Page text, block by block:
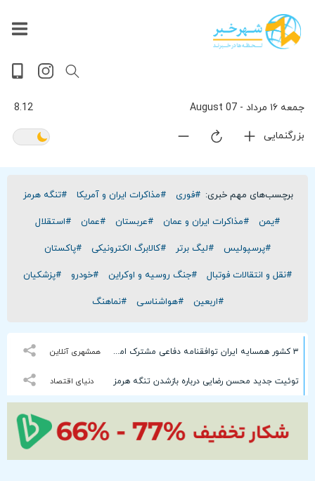
جمعه ۱۶ مرداد - 07 August 8.12
بزرگنمایی
پربیننده‌ترین
اخبار
آخرین
اخبار
پخش
داغ
ترین
سیاسی
ورزشی
اقتصادی
حوادث
گوناگون
تصویری
سلامت
جهان
فرهنگی
ویدیویی
بازار
برچسب‌های مهم خبری: #فوری #مذاکرات ایران و آمریکا #تنگه هرمز
#یمن #مذاکرات ایران و عمان #عربستان #عمان #استقلال
#پرسپولیس #لیگ برتر #کالابرگ الکترونیکی #پاکستان
#نقل و انتقالات فوتبال #جنگ روسیه و اوکراین #خودرو #پزشکیان
#اربعین #هواشناسی #نماهنگ
همشهری آنلاین ۳ کشور همسایه ایران توافقنامه دفاعی مشترک امضا می‌کنند
دنیای اقتصاد توئیت جدید محسن رضایی درباره بازشدن تنگه هرمز